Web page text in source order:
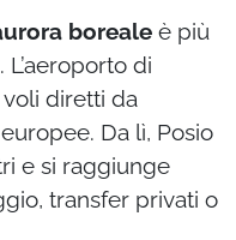
boreale è più
di
diretti da
Da lì, Posio
e si raggiunge
transfer privati o